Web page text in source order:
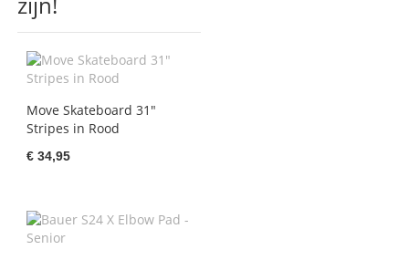
Move Skateboard 31"
Stripes in Rood
€ 34,95